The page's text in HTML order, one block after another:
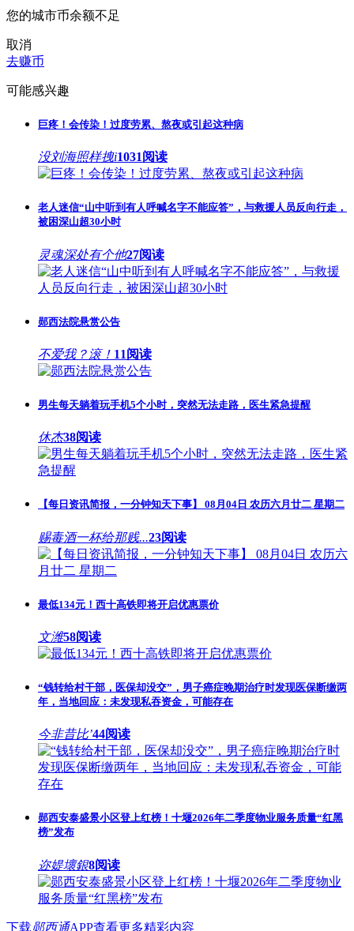
您的城市币余额不足
取消
去赚币
可能感兴趣
巨疼！会传染！过度劳累、熬夜或引起这种病
没刘海照样拽i1031阅读
老人迷信“山中听到有人呼喊名字不能应答”，与救援人员反向行走，
被困深山超30小时
灵魂深处有个他27阅读
郧西法院悬赏公告
不爱我？滚！ 11阅读
男生每天躺着玩手机5个小时，突然无法走路，医生紧急提醒
休杰38阅读
【每日资讯简报，一分钟知天下事】 08月04日 农历六月廿二 星期二
赐毒酒一杯给那贱...23阅读
最低134元！西十高铁即将开启优惠票价
文潍58阅读
“钱转给村干部，医保却没交”，男子癌症晚期治疗时发现医保断缴两
年，当地回应：未发现私吞资金，可能存在
今非昔比’44阅读
郧西安泰盛景小区登上红榜！十堰2026年二季度物业服务质量“红黑
榜”发布
迩媞壞銀8阅读
下载郧西通APP查看更多精彩内容